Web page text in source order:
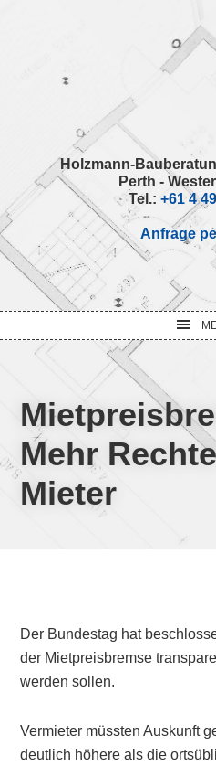
navigation
Holzmann-
Perth -
Tel.: +61 4
Anfrage
Mehr
Mieter
Der Bundestag hat
der Mietpreisbremse
werden sollen.
Vermieter müssten Auskunft
deutlich höhere als die